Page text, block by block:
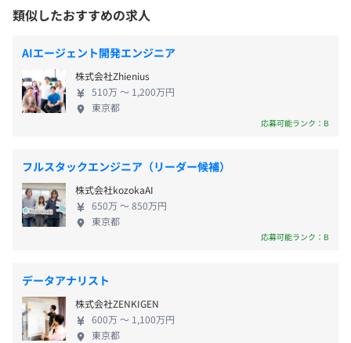
※変更の範囲：全国の支社
受動喫煙防止措置に関する事項
屋内原則禁煙（喫煙室あり）
オフィスによっては喫煙室のある勤務先もある。またプロ
ジェクトにてお客様先で業務を行う場合はそのルールに従
完全週休 2 日制(土日)、祝日
◆支給例：基本給＋賞与（年1回）＋諸手当
◆諸手当例：職位により支給対象が決定いたします。
昇給・昇格あり
無期雇用
類似したおすすめの求人
AIエージェント開発エンジニア
株式会社Zhienius
510万 〜 1,200万円
東京都
応募可能ランク：B
フルスタックエンジニア（リーダー候補）
株式会社kozokaAI
650万 〜 850万円
東京都
応募可能ランク：B
データアナリスト
株式会社ZENKIGEN
600万 〜 1,100万円
東京都